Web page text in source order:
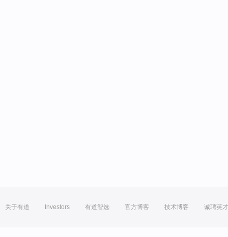
关于有道 Investors 有道智选 官方博客 技术博客 诚聘英才